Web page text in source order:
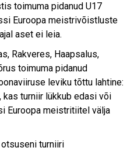
toimuma pidanud U17
Euroopa meistrivõistluste
aset ei leia.
Rakveres, Haapsalus,
toimuma pidanud
leviku tõttu lahtine:
kas turniir lükkub edasi või
Euroopa meistritiitel välja
turniiri